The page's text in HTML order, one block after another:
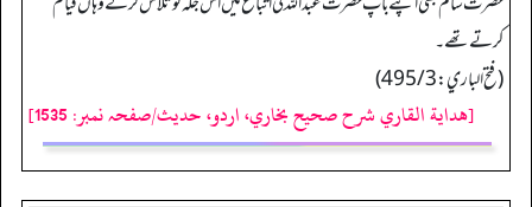
کرتے تھے۔
(فتح الباري: 495/3)
[هداية القاري شرح صحيح بخاري، اردو، حدیث/صفحہ نمبر: 1535]